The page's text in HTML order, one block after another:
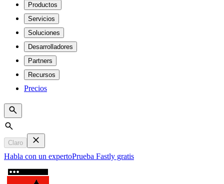
Productos
Servicios
Soluciones
Desarrolladores
Partners
Recursos
Precios
Search
Claro
Habla con un expertoPrueba Fastly gratis